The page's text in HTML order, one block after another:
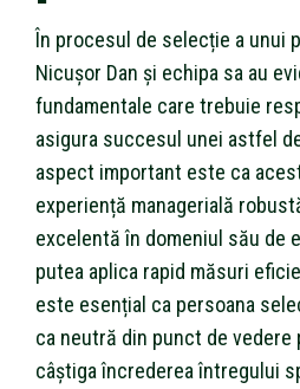
În procesul de selecție a unui
Nicușor Dan și echipa sa au
fundamentale care trebuie
asigura succesul unei astfel
aspect important este ca
experiență managerială
excelentă în domeniul său de
putea aplica rapid măsuri
este esențial ca persoana
ca neutră din punct de vedere
câștiga încrederea întregului